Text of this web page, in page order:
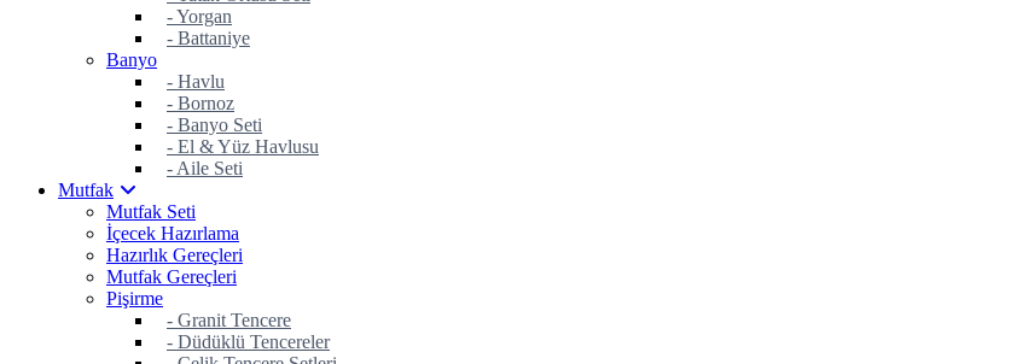
- Yorgan
- Battaniye
Banyo
- Havlu
- Bornoz
- Banyo Seti
- El & Yüz Havlusu
- Aile Seti
Mutfak
Mutfak Seti
İçecek Hazırlama
Hazırlık Gereçleri
Mutfak Gereçleri
Pişirme
- Granit Tencere
- Düdüklü Tencereler